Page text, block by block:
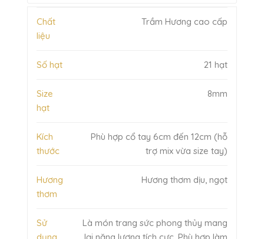
Chất
liệu
Trầm Hương cao cấp
Số hạt 21 hạt
Size
hạt
8mm
Kích
thước
Phù hợp cổ tay 6cm đến 12cm (hỗ
trợ mix vừa size tay)
Hương
thơm
Hương thơm dịu, ngọt
Sử
dụng
Là món trang sức phong thủy mang
lại năng lượng tích cực. Phù hợp làm